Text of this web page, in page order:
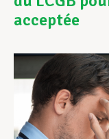
Devenir
acceptée